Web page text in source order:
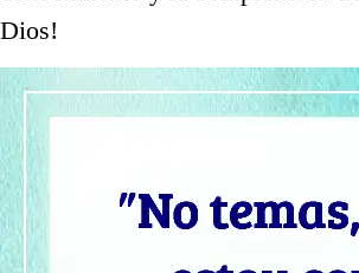
Dios!